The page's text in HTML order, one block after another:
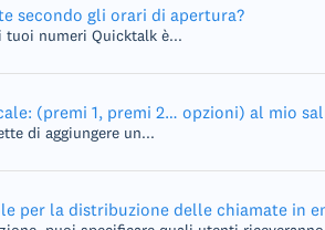
secondo gli orari di apertura?
tuoi numeri Quicktalk è...
(premi 1, premi 2… opzioni) al mio
di aggiungere un...
per la distribuzione delle chiamate in